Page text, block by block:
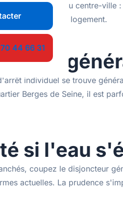
44 66 31
copropriété du centre-
qui sauvent votre logement.
individuel se trouve
Berges de Seine, il est
si l'eau
coupez le disjoncteur
actuelles. La prudence